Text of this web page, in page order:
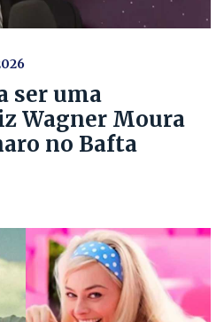
ser uma
Wagner Moura
no Bafta